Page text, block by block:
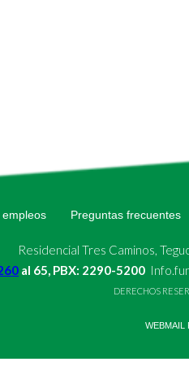
empleos Preguntas frecuentes
Residencial Tres Caminos,
al 65, PBX: 2290-5200
DERECHOS
WEBMAIL